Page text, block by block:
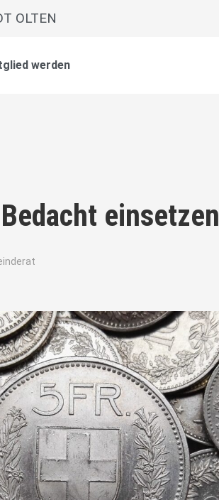
OLTEN
werden
einsetzen